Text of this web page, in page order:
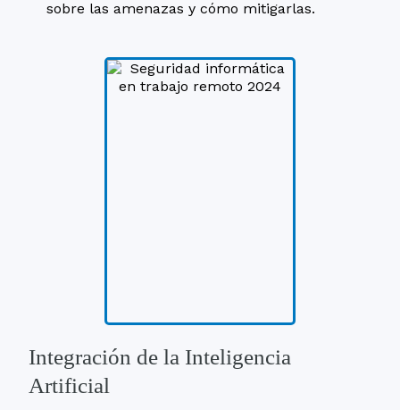
sobre las amenazas y cómo mitigarlas.
Integración de la Inteligencia
Artificial